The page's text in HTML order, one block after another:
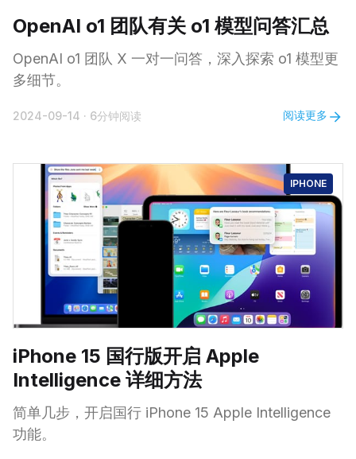
OpenAI o1 团队有关 o1 模型问答汇总
OpenAI o1 团队 X 一对一问答，深入探索 o1 模型更
多细节。
2024-09-14 · 6分钟阅读 阅读更多
IPHONE
iPhone 15 国行版开启 Apple
Intelligence 详细方法
简单几步，开启国行 iPhone 15 Apple Intelligence
功能。